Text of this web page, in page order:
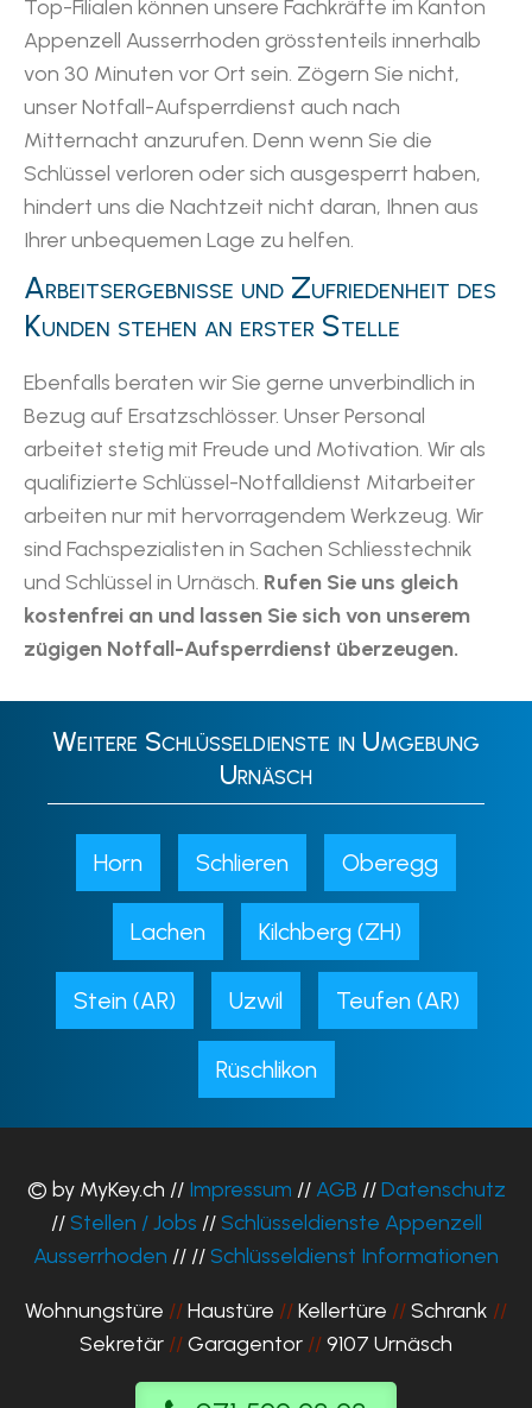
Top-Filialen können unsere Fachkräfte im Kanton
Appenzell Ausserrhoden grösstenteils innerhalb
von 30 Minuten vor Ort sein. Zögern Sie nicht,
unser Notfall-Aufsperrdienst auch nach
Mitternacht anzurufen. Denn wenn Sie die
Schlüssel verloren oder sich ausgesperrt haben,
hindert uns die Nachtzeit nicht daran, Ihnen aus
Ihrer unbequemen Lage zu helfen.
Arbeitsergebnisse und Zufriedenheit des
Kunden stehen an erster Stelle
Ebenfalls beraten wir Sie gerne unverbindlich in
Bezug auf Ersatzschlösser. Unser Personal
arbeitet stetig mit Freude und Motivation. Wir als
qualifizierte Schlüssel-Notfalldienst Mitarbeiter
arbeiten nur mit hervorragendem Werkzeug. Wir
sind Fachspezialisten in Sachen Schliesstechnik
und Schlüssel in Urnäsch. Rufen Sie uns gleich
kostenfrei an und lassen Sie sich von unserem
zügigen Notfall-Aufsperrdienst überzeugen.
Weitere Schlüsseldienste in Umgebung
Urnäsch
Horn Schlieren Oberegg
Lachen Kilchberg (ZH)
Stein (AR) Uzwil Teufen (AR)
Rüschlikon
© by MyKey.ch // Impressum // AGB //Datenschutz
//Stellen / Jobs //Schlüsseldienste Appenzell
Ausserrhoden // //Schlüsseldienst Informationen
Wohnungstüre //Haustüre //Kellertüre //Schrank //
Sekretär //Garagentor //9107 Urnäsch